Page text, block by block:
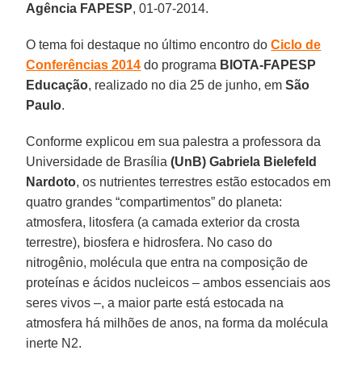
Agência FAPESP, 01-07-2014.
O tema foi destaque no último encontro doCiclo de
Conferências 2014 do programa BIOTA-FAPESP
Educação, realizado no dia 25 de junho, emSão
Paulo.
Conforme explicou em sua palestra a professora da
Universidade de Brasília(UnB) Gabriela Bielefeld
Nardoto, os nutrientes terrestres estão estocados em
quatro grandes “compartimentos” do planeta:
atmosfera, litosfera (a camada exterior da crosta
terrestre), biosfera e hidrosfera. No caso do
nitrogênio, molécula que entra na composição de
proteínas e ácidos nucleicos – ambos essenciais aos
seres vivos –, a maior parte está estocada na
atmosfera há milhões de anos, na forma da molécula
inerte N2.